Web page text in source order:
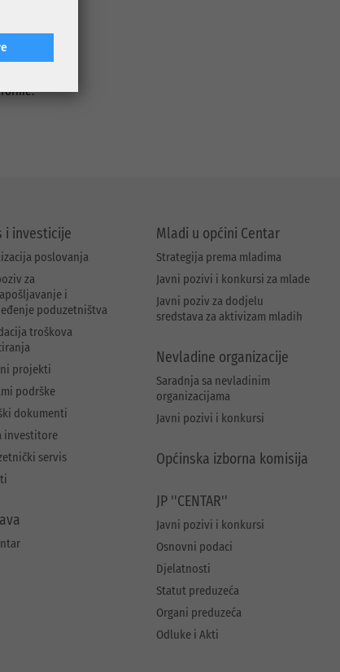
i investicije
poslovanja
za
i
poduzetništva
troškova
projekti
podrške
dokumenti
investitore
servis
Mladi u općini Centar
Strategija prema mladima
Javni pozivi i konkursi za mlade
Javni poziv za dodjelu
sredstava za aktivizam mladih
Nevladine organizacije
Saradnja sa nevladinim
organizacijama
Javni pozivi i konkursi
Općinska izborna komisija
JP ''CENTAR''
Javni pozivi i konkursi
Osnovni podaci
Djelatnosti
Statut preduzeća
Organi preduzeća
Odluke i Akti